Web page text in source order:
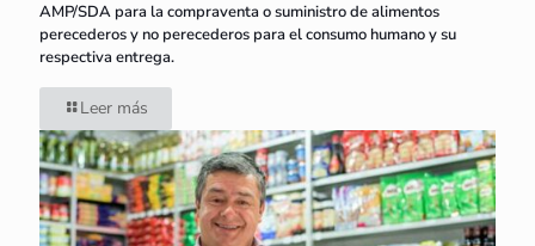
AMP/SDA para la compraventa o suministro de alimentos
perecederos y no perecederos para el consumo humano y su
respectiva entrega.
Leer más